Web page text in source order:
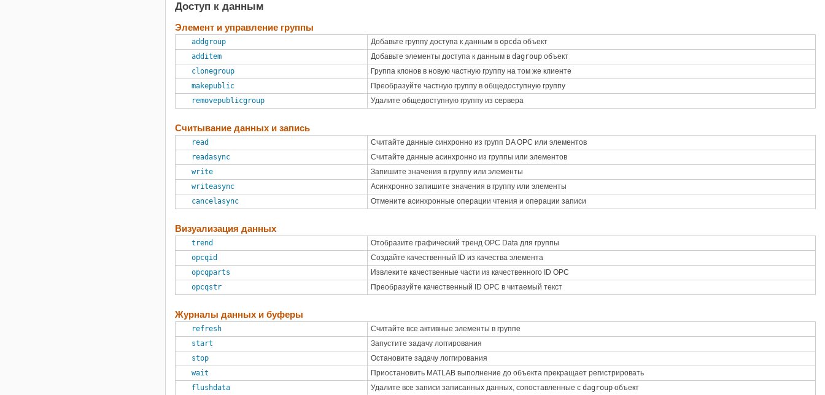
Доступ к данным
Элемент и управление группы
addgroup Добавьте группу доступа к данным в opcda объект
additem
Добавьте элементы доступа к данным в dagroup объект
clonegroup
Группа клонов в новую частную группу на том же клиенте
makepublic
Преобразуйте частную группу в общедоступную группу
removepublicgroup
Удалите общедоступную группу из сервера
Считывание данных и запись
read
Считайте данные синхронно из групп DA OPC или элементов
readasync
Считайте данные асинхронно из группы или элементов
write
Запишите значения в группу или элементы
writeasync
Асинхронно запишите значения в группу или элементы
cancelasync
Отмените асинхронные операции чтения и операции записи
Визуализация данных
trend
Отобразите графический тренд OPC Data для группы
opcqid
Создайте качественный ID из качества элемента
opcqparts
Извлеките качественные части из качественного ID OPC
opcqstr
Преобразуйте качественный ID OPC в читаемый текст
Журналы данных и буферы
refresh
Считайте все активные элементы в группе
start
Запустите задачу логгирования
stop
Остановите задачу логгирования
wait
Приостановить MATLAB выполнение до объекта прекращает регистрировать
flushdata
Удалите все записи записанных данных, сопоставленные с dagroup объект